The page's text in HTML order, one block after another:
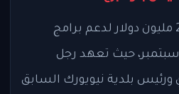
تسعى الحملة لجمع 25 مليون دولار لدعم برامج
تعليمية حول أحداث 11 سبتمبر، حيث تعهد رجل
ورئيس بلدية نيويورك السابق